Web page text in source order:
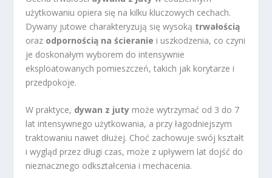
użytkowaniu opiera się na kilku kluczowych cechach.
Dywany jutowe charakteryzują się wysoką trwałością
oraz odpornością na ścieranie i uszkodzenia, co czyni
je doskonałym wyborem do intensywnie
eksploatowanych pomieszczeń, takich jak korytarze i
przedpokoje.
W praktyce, dywan z juty może wytrzymać od 3 do 7
lat intensywnego użytkowania, a przy łagodniejszym
traktowaniu nawet dłużej. Choć zachowuje swój kształt
i wygląd przez długi czas, może z upływem lat dojść do
nieznacznego odkształcenia i mechacenia.